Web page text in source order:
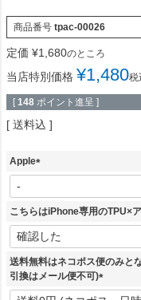
商品番号 tpac-00026
定価 ¥1,680のところ
当店特別価格 ¥1,480税
[ 148 ポイント進呈 ]
送料込
Apple
(
須
こちらはiPhone専用のTPU×
送料無料はネコポス便のみと
引換はメール便不可)
(